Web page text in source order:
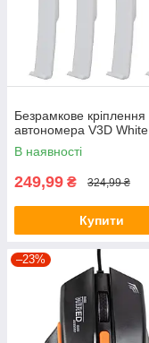
Безрамкове кріплення
автономера V3D White
В наявності
249,99 ₴ 324,99 ₴
Купити
–23%